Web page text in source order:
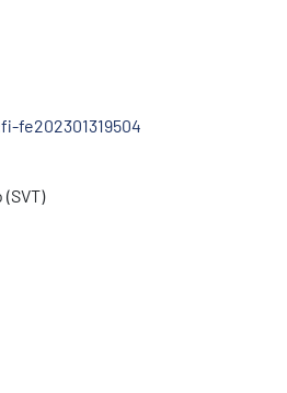
fe202301319504